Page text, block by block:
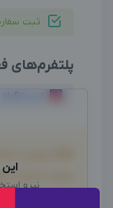
ثبت
پلتفرم‌های
لطفاً پیش از
صحت خدمات
بدیهی است
نیرو